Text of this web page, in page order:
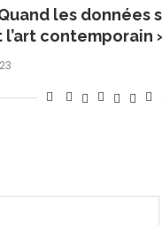
les données
contemporain